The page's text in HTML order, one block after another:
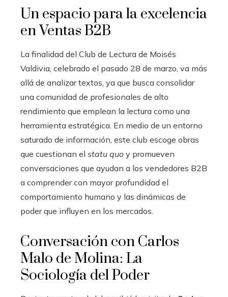
Un espacio para la excelencia
en Ventas B2B
La finalidad del Club de Lectura de Moisés
Valdivia, celebrado el pasado 28 de marzo, va más
allá de analizar textos, ya que busca consolidar
una comunidad de profesionales de alto
rendimiento que emplean la lectura como una
herramienta estratégica. En medio de un entorno
saturado de información, este club escoge obras
que cuestionan el statu quo y promueven
conversaciones que ayudan a los vendedores B2B
a comprender con mayor profundidad el
comportamiento humano y las dinámicas de
poder que influyen en los mercados.
Conversación con Carlos
Malo de Molina: La
Sociología del Poder